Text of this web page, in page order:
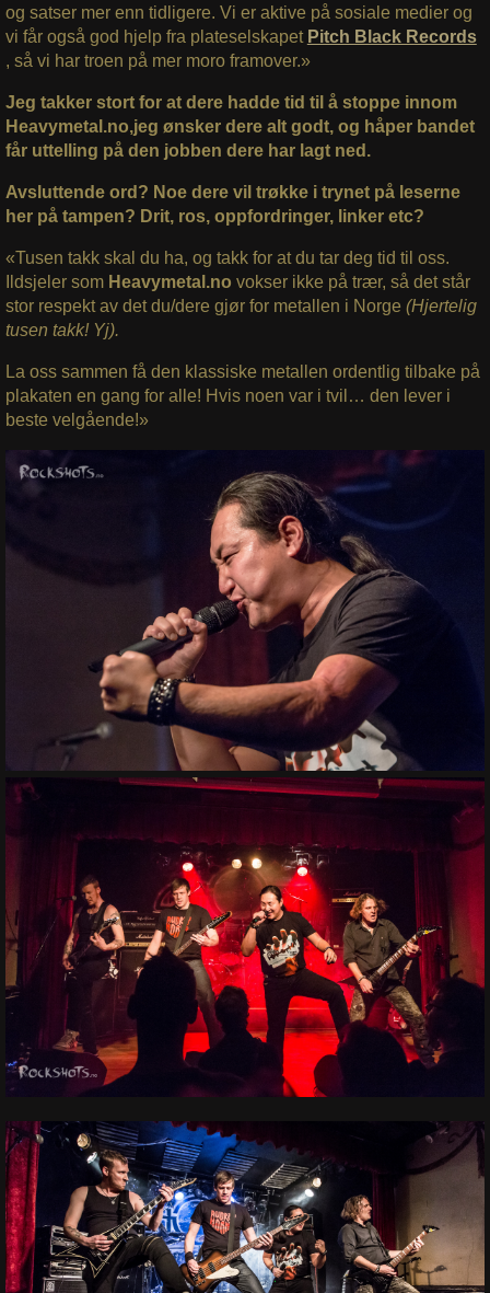
og satser mer enn tidligere. Vi er aktive på sosiale medier og
vi får også god hjelp fra plateselskapet Pitch Black Records
, så vi har troen på mer moro framover.»
Jeg takker stort for at dere hadde tid til å stoppe innom
Heavymetal.no,jeg ønsker dere alt godt, og håper bandet
får uttelling på den jobben dere har lagt ned.
Avsluttende ord? Noe dere vil trøkke i trynet på leserne
her på tampen? Drit, ros, oppfordringer, linker etc?
«Tusen takk skal du ha, og takk for at du tar deg tid til oss.
Ildsjeler som Heavymetal.no vokser ikke på trær, så det står
stor respekt av det du/dere gjør for metallen i Norge (Hjertelig
tusen takk! Yj).
La oss sammen få den klassiske metallen ordentlig tilbake på
plakaten en gang for alle! Hvis noen var i tvil… den lever i
beste velgående!»